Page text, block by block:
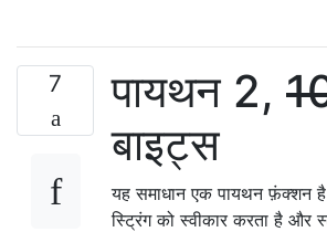
7 पायथन 2,
बाइट्स
यह समाधान एक पायथन फ़ंक्शन
स्ट्रिंग को स्वीकार करता है